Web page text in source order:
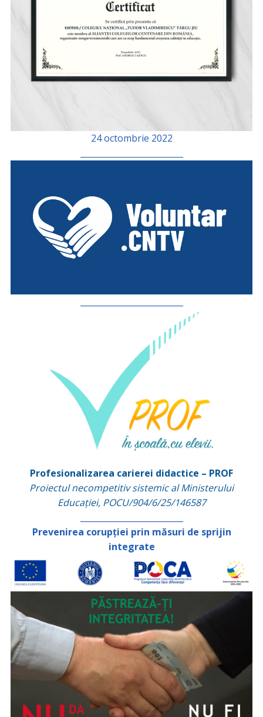
24 octombrie 2022
Profesionalizarea carierei didactice – PROF
Proiectul necompetitiv sistemic al Ministerului
Educației, POCU/904/6/25/146587
Prevenirea corupției prin măsuri de sprijin
integrate